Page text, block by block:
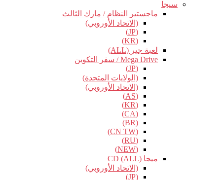
سيجا
ماجستير النظام / مارك الثالث
(الاتحاد الأوروبي)
(JP)
(KR)
لعبة جير (ALL)
Mega Drive / سفر التكوين
(JP)
(الولايات المتحدة)
(الاتحاد الأوروبي)
(AS)
(KR)
(CA)
(BR)
(CN TW)
(RU)
(NEW)
ميجا CD (ALL)
(الاتحاد الأوروبي)
(JP)